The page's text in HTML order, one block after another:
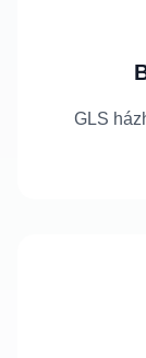
GLS